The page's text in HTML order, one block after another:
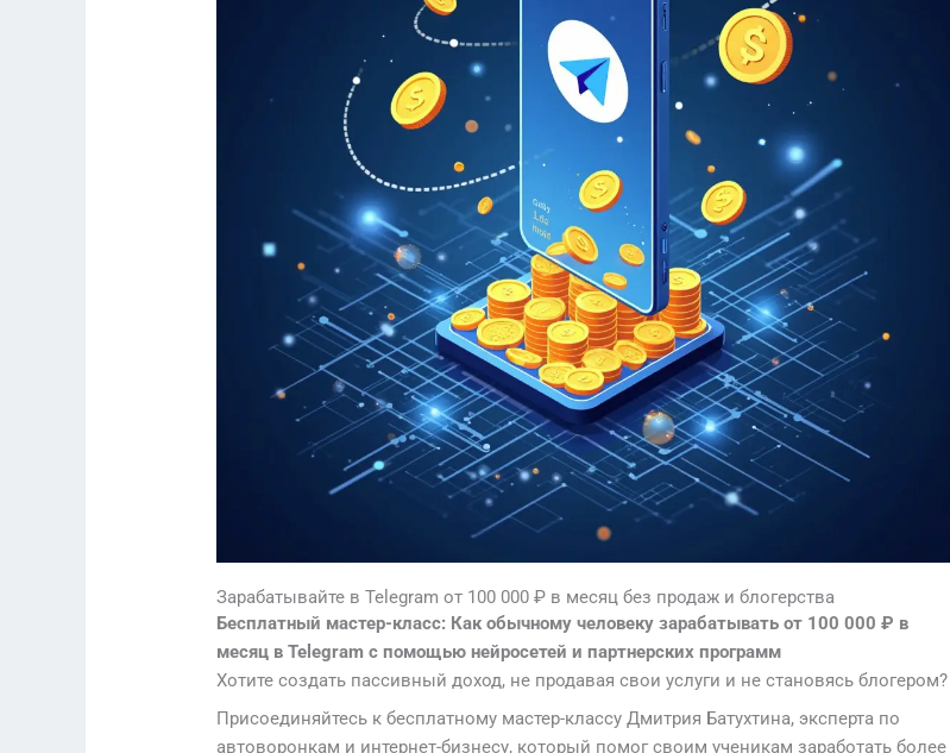
Зарабатывайте в Telegram от 100 000 ₽ в месяц без продаж и блогерства
Бесплатный мастер-класс: Как обычному человеку зарабатывать от 100 000 ₽ в
месяц в Telegram с помощью нейросетей и партнерских программ
Хотите создать пассивный доход, не продавая свои услуги и не становясь блогером?
Присоединяйтесь к бесплатному мастер-классу Дмитрия Батухтина, эксперта по
автоворонкам и интернет-бизнесу, который помог своим ученикам заработать более